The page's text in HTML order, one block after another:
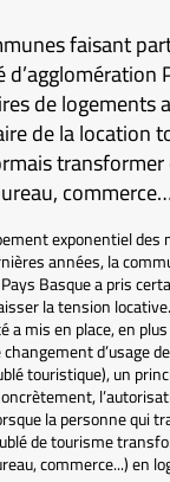
faisant
de logements
de la location
exponentiel des
années, la
Basque a pris
la tension
mis en place, en plus
d’usage
touristique), un
la personne qui
de tourisme
commerce...) en